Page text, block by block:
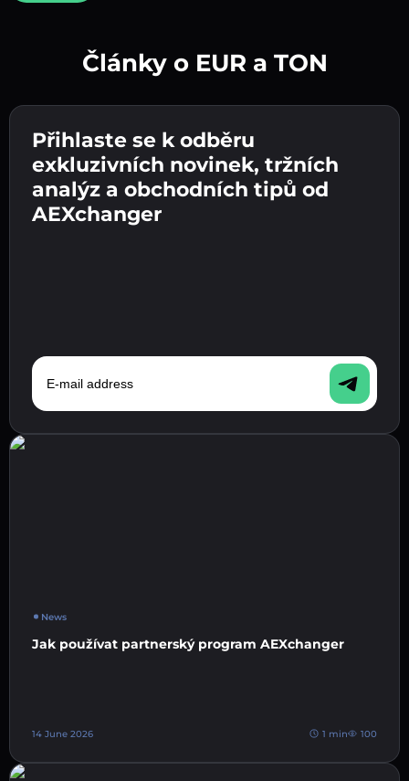
Zadejte adresu své kryptopeněženky 👉
pokračujte k dalšímu kroku.
Potvrďte svou totožnost 👉 pokračujte k
poslednímu kroku.
Odešlete vklad 👉 obdržíte kryptoměnu nebo
fiat měnu ve své peněžence.
Články o EUR a TON
Přihlaste se k odběru
exkluzivních novinek, tržních
analýz a obchodních tipů od
AEXchanger
E-mail address
News
Jak používat partnerský program AEXchanger
14 June 2026 1 min 100